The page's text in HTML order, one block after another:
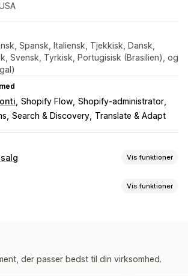
Spansk, Italiensk, Tjekkisk, Dansk,
Svensk, Tyrkisk, Portugisisk (Brasilien), og
Shopify Flow Shopify-administrator
Search & Discovery Translate & Adapt
Vis funktioner
HTML Træk og slip-editor
Vis funktioner
Fysiske produkter Tilpassede pakker
der passer bedst til din virksomhed.